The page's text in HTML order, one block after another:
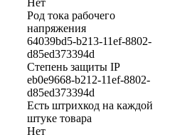
Род тока рабочего
напряжения
64039bd5-b213-11ef-8802-
d85ed373394d
Степень защиты IP
eb0e9668-b212-11ef-8802-
d85ed373394d
Есть штрихкод на каждой
штуке товара
Нет